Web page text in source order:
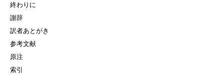
終わりに
謝辞
訳者あとがき
参考文献
原注
索引